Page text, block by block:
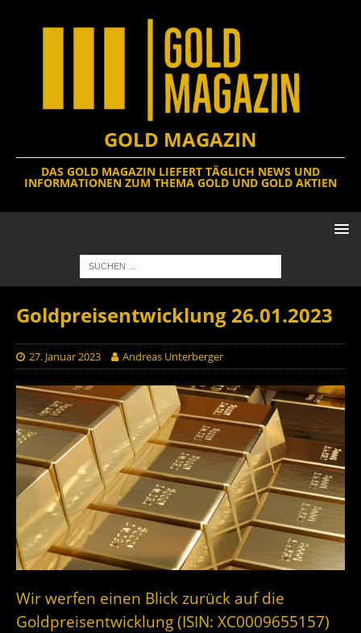
GOLD MAGAZIN
DAS GOLD MAGAZIN LIEFERT TÄGLICH NEWS UND
INFORMATIONEN ZUM THEMA GOLD UND GOLD AKTIEN
Goldpreisentwicklung 26.01.2023
27. Januar 2023 Andreas Unterberger
Wir werfen einen Blick zurück auf die
Goldpreisentwicklung (ISIN: XC0009655157)